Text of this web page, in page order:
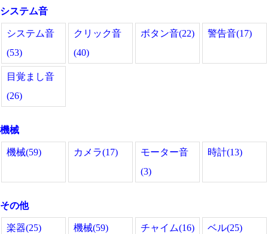
システム音
システム音
(53)
クリック音
(40)
ボタン音(22) 警告音(17)
目覚まし音
(26)
機械
機械(59) カメラ(17)
モーター音
(3)
時計(13)
その他
楽器(25) 機械(59) チャイム(16) ベル(25)